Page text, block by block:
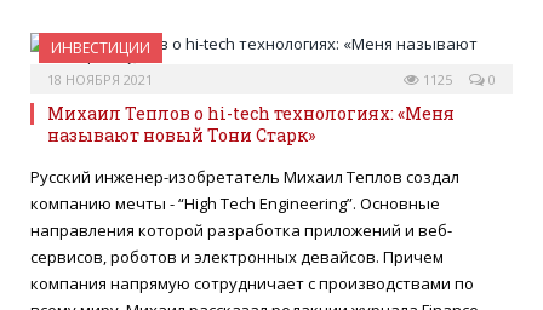
ИНВЕСТИЦИИ
18 НОЯБРЯ 2021 0
1125
Михаил Теплов о hi-tech технологиях: «Меня
называют новый Тони Старк»
Русский инженер-изобретатель Михаил Теплов создал
компанию мечты - “High Tech Engineering”. Основные
направления которой разработка приложений и веб-
сервисов, роботов и электронных девайсов. Причем
компания напрямую сотрудничает с производствами по